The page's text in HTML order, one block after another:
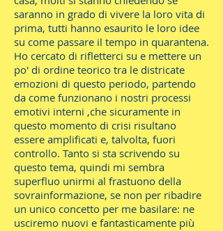
saranno in grado di vivere la loro vita di
prima, tutti hanno esaurito le loro idee
su come passare il tempo in quarantena.
Ho cercato di rifletterci su e mettere un
po' di ordine teorico tra le districate
emozioni di questo periodo, partendo
da come funzionano i nostri processi
emotivi interni ,che sicuramente in
questo momento di crisi risultano
essere amplificati e, talvolta, fuori
controllo. Tanto si sta scrivendo su
questo tema, quindi mi sembra
superfluo unirmi al frastuono della
sovrainformazione, se non per ribadire
un unico concetto per me basilare: ne
usciremo nuovi e fantasticamente più